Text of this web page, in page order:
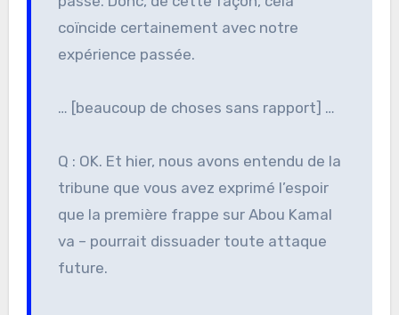
coïncide certainement avec notre
expérience passée.
… [beaucoup de choses sans rapport] …
Q : OK. Et hier, nous avons entendu de la
tribune que vous avez exprimé l’espoir
que la première frappe sur Abou Kamal
va – pourrait dissuader toute attaque
future.